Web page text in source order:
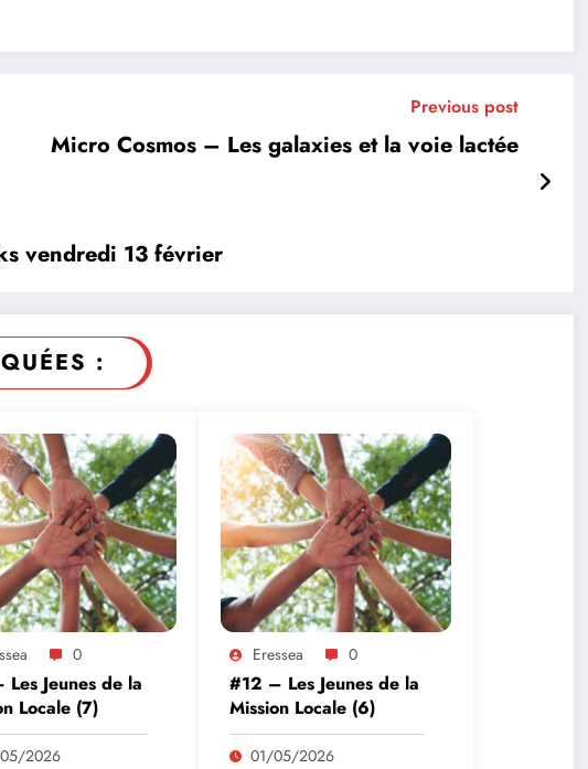
Previous post
Micro Cosmos – Les galaxies et la voie lactée
vendredi 13 février
:
0
Jeunes de la
Locale (7)
2026
Eressea 0
#12 – Les Jeunes de la
Mission Locale (6)
01/05/2026